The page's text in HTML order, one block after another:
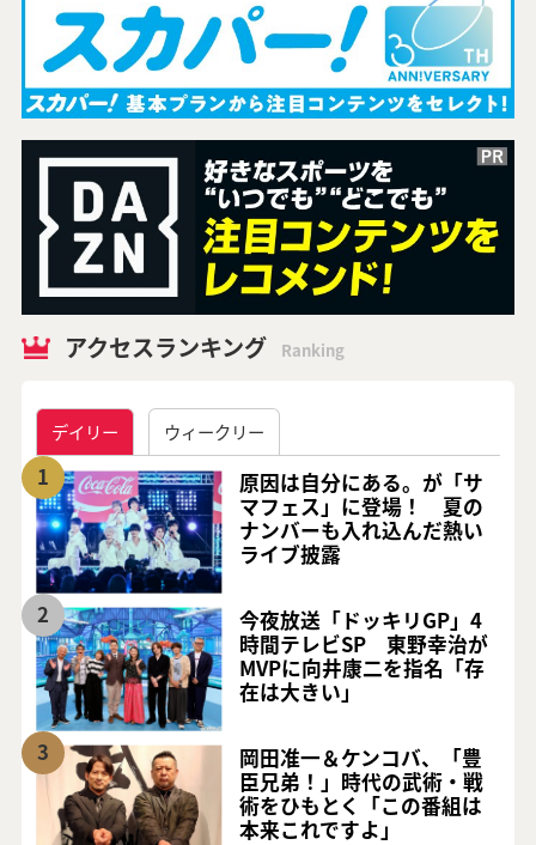
アクセスランキング Ranking
デイリー ウィークリー
1
原因は自分にある。が「サ
マフェス」に登場！ 夏の
ナンバーも入れ込んだ熱い
ライブ披露
2
今夜放送「ドッキリGP」4
時間テレビSP 東野幸治が
MVPに向井康二を指名「存
在は大きい」
3
岡田准一＆ケンコバ、「豊
臣兄弟！」時代の武術・戦
術をひもとく「この番組は
本来これですよ」